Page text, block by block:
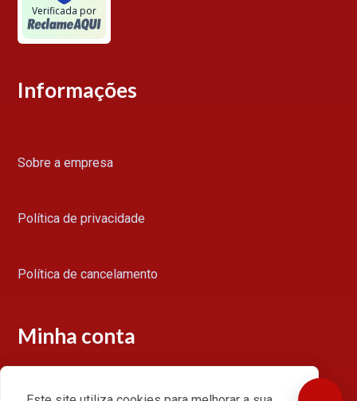
Verificada por
Informações
Sobre a empresa
Política de privacidade
Política de cancelamento
Minha conta